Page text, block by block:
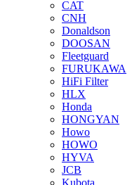
CAT
CNH
Donaldson
DOOSAN
Fleetguard
FURUKAWA
HiFi Filter
HLX
Honda
HONGYAN
Howo
HOWO
HYVA
JCB